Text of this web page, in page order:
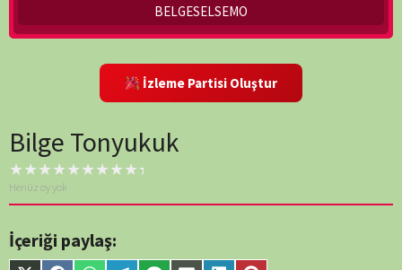
BELGESELSEMO
İzleme Partisi Oluştur
Bilge Tonyukuk
Henüz oy yok
İçeriği paylaş: